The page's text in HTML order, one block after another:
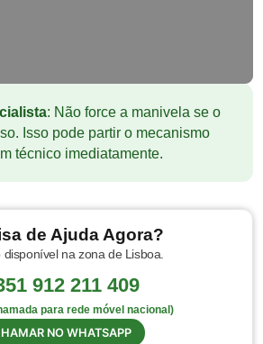
: Não force a manivela se o
Isso pode partir o mecanismo
técnico imediatamente.
de Ajuda Agora?
disponível na zona de Lisboa.
912 211 409
para rede móvel nacional)
NO WHATSAPP